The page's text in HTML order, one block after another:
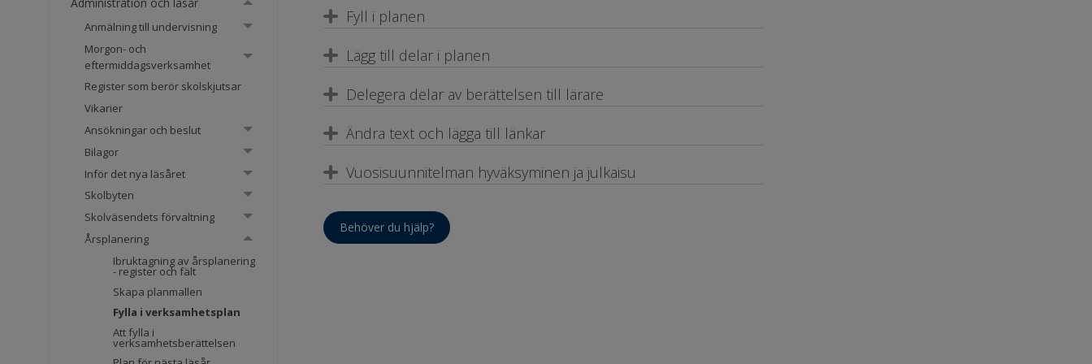
Anmälning till undervisning
Morgon- och
eftermiddagsverksamhet
Register som berör skolskjutsar
Vikarier
Ansökningar och beslut
Bilagor
Inför det nya läsåret
Skolbyten
Skolväsendets förvaltning
Årsplanering
Ibruktagning av årsplanering
- register och fält
Skapa planmallen
Fylla i verksamhetsplan
Att fylla i
verksamhetsberättelsen
Fyll i planen
Lägg till delar i planen
Delegera delar av berättelsen till lärare
Ändra text och lägga till länkar
Vuosisuunnitelman hyväksyminen ja julkaisu
Behöver du hjälp?